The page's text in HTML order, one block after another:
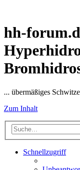
hh-
... übermäßiges
Zum Inhalt
Schnellzugriff